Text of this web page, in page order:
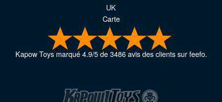
UK
Carte
Kapow Toysmarqué4.9/5de3486avis des clients sur feefo.